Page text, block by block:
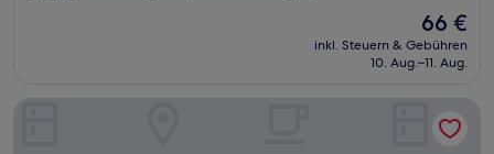
Der
Preis
beträgt
66 €
inkl. Steuern & Gebühren
10. Aug.–11. Aug.
Fairfield by Marriott Inn & Suites Pensacola Pine Forest